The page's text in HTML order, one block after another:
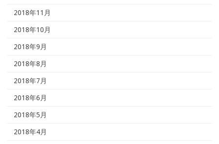
2018年11月
2018年10月
2018年9月
2018年8月
2018年7月
2018年6月
2018年5月
2018年4月